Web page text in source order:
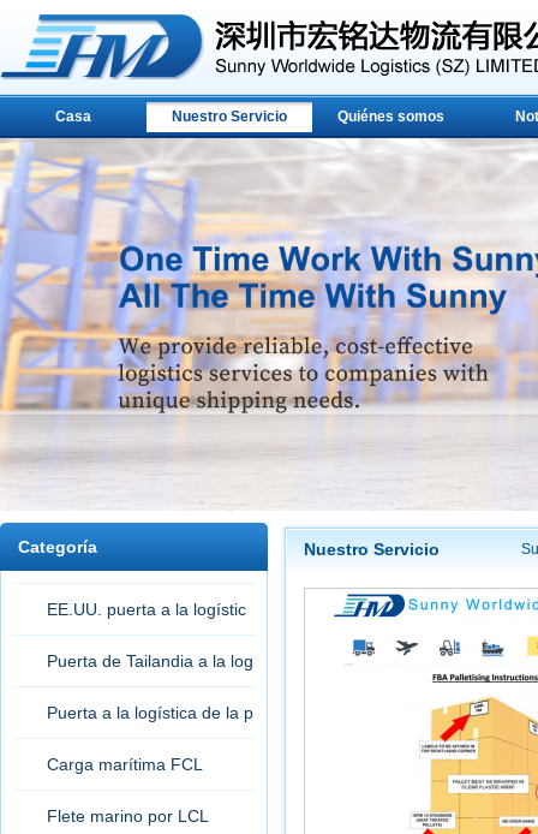
Casa Nuestro Servicio Quiénes somos
Categoría
EE.UU. puerta a la logístic
a de la puerta
Puerta de Tailandia a la log
ística de la puerta
Puerta a la logística de la p
uertaCarga marítima FCL
Flete marino por LCL
Nuestro Servicio